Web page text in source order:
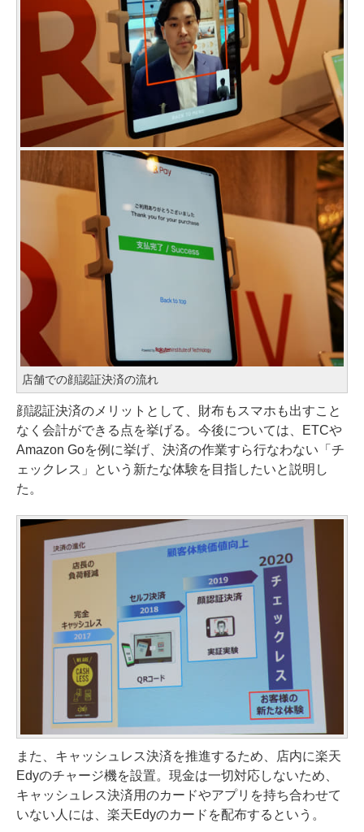
店舗での顔認証決済の流れ
顔認証決済のメリットとして、財布もスマホも出すこと
なく会計ができる点を挙げる。今後については、ETCや
Amazon Goを例に挙げ、決済の作業すら行なわない「チ
ェックレス」という新たな体験を目指したいと説明し
た。
また、キャッシュレス決済を推進するため、店内に楽天
Edyのチャージ機を設置。現金は一切対応しないため、
キャッシュレス決済用のカードやアプリを持ち合わせて
いない人には、楽天Edyのカードを配布するという。